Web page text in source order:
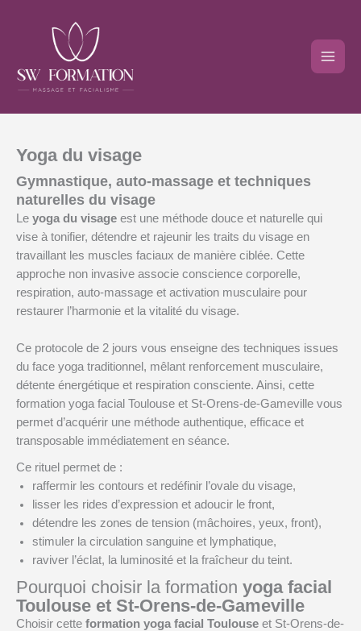
Yoga du visage
Gymnastique, auto-massage et techniques
naturelles du visage
Le yoga du visage est une méthode douce et naturelle qui
vise à tonifier, détendre et rajeunir les traits du visage en
travaillant les muscles faciaux de manière ciblée. Cette
approche non invasive associe conscience corporelle,
respiration, auto-massage et activation musculaire pour
restaurer l’harmonie et la vitalité du visage.
Ce protocole de 2 jours vous enseigne des techniques issues
du face yoga traditionnel, mêlant renforcement musculaire,
détente énergétique et respiration consciente. Ainsi, cette
formation yoga facial Toulouse et St-Orens-de-Gameville vous
permet d’acquérir une méthode authentique, efficace et
transposable immédiatement en séance.
Ce rituel permet de :
raffermir les contours et redéfinir l’ovale du visage,
lisser les rides d’expression et adoucir le front,
détendre les zones de tension (mâchoires, yeux, front),
stimuler la circulation sanguine et lymphatique,
raviver l’éclat, la luminosité et la fraîcheur du teint.
Pourquoi choisir la formation yoga facial
Toulouse et St-Orens-de-Gameville
Choisir cette formation yoga facial Toulouse et St-Orens-de-